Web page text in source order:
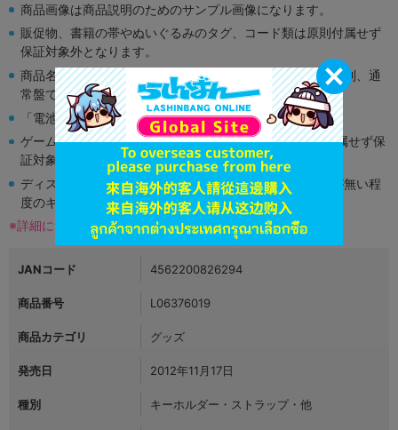
商品画像は商品説明のためのサンプル画像になります。
販促物、書籍の帯やぬいぐるみのタグ、コード類は原則付属せず
保証対象外となります。
商品名や備考欄に特別な記載が無い限り取り扱い商品は原則、通
常盤です。
「電池」は原則として保証対象外となります。
ゲーム機本体には、SDカードなどのメモリーカードは付属せず保
証対象外となります。
ディスク類の読み取り面のキズに関しまして再生に支障が無い程
度のキズがある場合がございます。
※詳細につきましてはコチラ
JANコード 4562200826294
商品番号 L06376019
商品カテゴリ グッズ
発売日 2012年11月17日
種別 キーホルダー・ストラップ・他